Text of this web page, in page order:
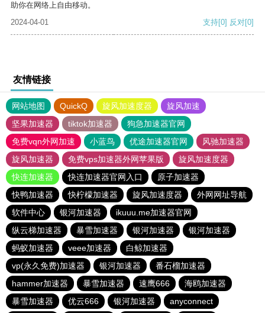
助你在网络上自由移动。
2024-04-01
支持[0] 反对[0]
友情链接
网站地图 QuickQ 旋风加速度器
旋风加速
坚果加速器
tiktok加速器
狗急加速器官网
免费vqn外网加速
小蓝鸟 优途加速器官网
风驰加速器
旋风加速器
免费vps加速器外网苹果版
旋风加速度器
快连加速器
快连加速器官网入口
原子加速器
快鸭加速器
快柠檬加速器 旋风加速度器
外网网址导航
软件中心
银河加速器
ikuuu.me加速器官网
纵云梯加速器
暴雪加速器 银河加速器
银河加速器
蚂蚁加速器
veee加速器
白鲸加速器
vp(永久免费)加速器
银河加速器
番石榴加速器
hammer加速器
暴雪加速器 速鹰666
海鸥加速器
暴雪加速器
优云666 银河加速器 anyconnect